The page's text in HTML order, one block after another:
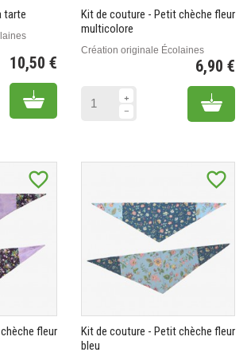
tarte
10,50 €
Add to cart
Kit de couture - Petit chèche fleur
multicolore
Création originale Écolaines
6,90 €
Add
favorite_border
fleur
favorite_border
Kit de couture - Petit chèche fleur
bleu